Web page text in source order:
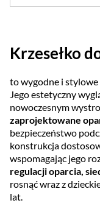
Krzesełko
to wygodne i
Jego estetyczny
nowoczesnym
zaprojektowane
bezpieczeństwo
konstrukcja
wspomagając jego
regulacji oparcia,
rosnąć wraz z
lat.